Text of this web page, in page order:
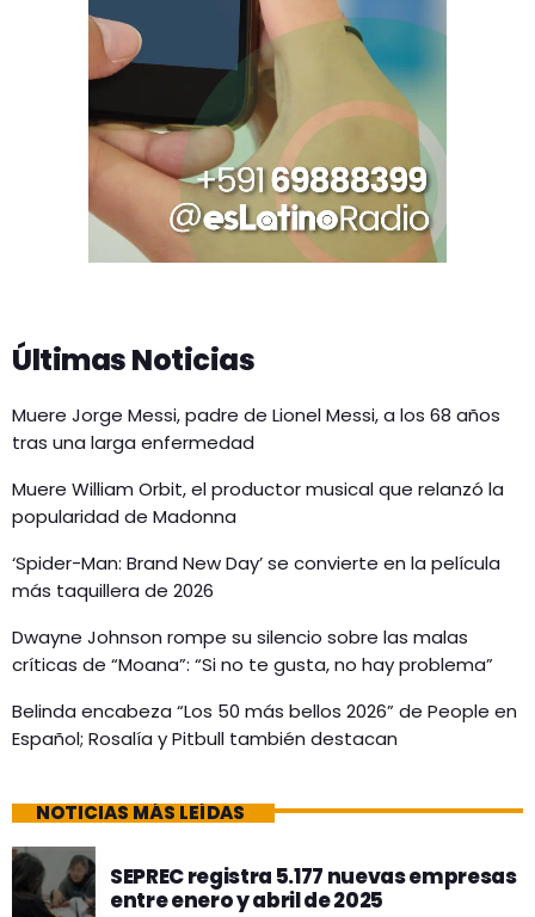
Últimas Noticias
Muere Jorge Messi, padre de Lionel Messi, a los 68 años
tras una larga enfermedad
Muere William Orbit, el productor musical que relanzó la
popularidad de Madonna
‘Spider-Man: Brand New Day’ se convierte en la película
más taquillera de 2026
Dwayne Johnson rompe su silencio sobre las malas
críticas de “Moana”: “Si no te gusta, no hay problema”
Belinda encabeza “Los 50 más bellos 2026” de People en
Español; Rosalía y Pitbull también destacan
NOTICIAS MÁS LEÍDAS
SEPREC registra 5.177 nuevas empresas
entre enero y abril de 2025